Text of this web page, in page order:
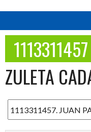
1113311457
ZULETA